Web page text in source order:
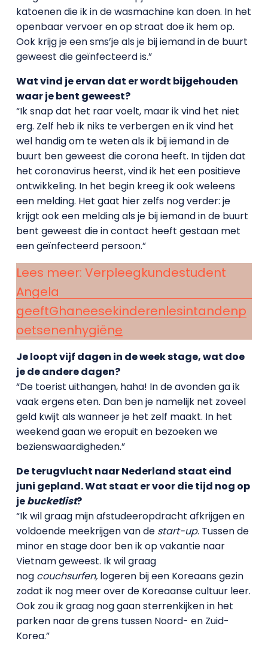
katoenen die ik in de wasmachine kan doen. In het
openbaar vervoer en op straat doe ik hem op.
Ook krijg je een sms’je als je bij iemand in de buurt
geweest die geïnfecteerd is.”
Wat vind je ervan dat er wordt bijgehouden
waar je bent geweest?
“Ik snap dat het raar voelt, maar ik vind het niet
erg. Zelf heb ik niks te verbergen en ik vind het
wel handig om te weten als ik bij iemand in de
buurt ben geweest die corona heeft. In tijden dat
het coronavirus heerst, vind ik het een positieve
ontwikkeling. In het begin kreeg ik ook weleens
een melding. Het gaat hier zelfs nog verder: je
krijgt ook een melding als je bij iemand in de buurt
bent geweest die in contact heeft gestaan met
een geïnfecteerd persoon.”
Lees meer: Verpleegkundestudent
Angela
geeftGhaneesekinderenlesintandenp
oetsenenhygiëne
Je loopt vijf dagen in de week stage, wat doe
je de andere dagen?
“De toerist uithangen, haha! In de avonden ga ik
vaak ergens eten. Dan ben je namelijk net zoveel
geld kwijt als wanneer je het zelf maakt. In het
weekend gaan we eropuit en bezoeken we
bezienswaardigheden.”
De terugvlucht naar Nederland staat eind
juni gepland. Wat staat er voor die tijd nog op
jebucketlist?
“Ik wil graag mijn afstudeeropdracht afkrijgen en
voldoende meekrijgen van de start-up. Tussen de
minor en stage door ben ik op vakantie naar
Vietnam geweest. Ik wil graag
nog couchsurfen, logeren bij een Koreaans gezin
zodat ik nog meer over de Koreaanse cultuur leer.
Ook zou ik graag nog gaan sterrenkijken in het
parken naar de grens tussen Noord- en Zuid-
Korea.”